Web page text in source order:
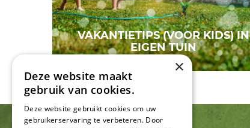
VAKANTIETIPS (VOOR KIDS) IN
EIGEN TUIN
×
Deze website maakt
gebruik van cookies.
Deze website gebruikt cookies om uw
gebruikerservaring te verbeteren. Door